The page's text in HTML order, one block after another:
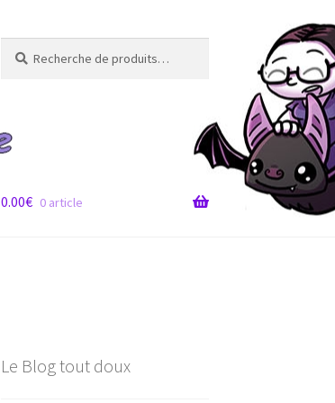
pour :
0.00€ 0 article
Le Blog tout doux